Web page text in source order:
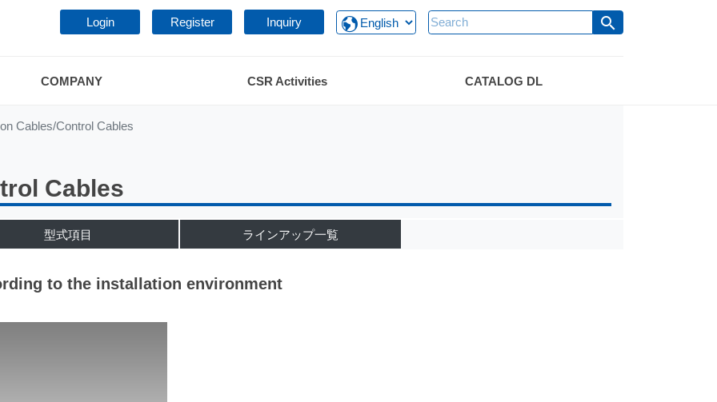
Login Register Inquiry search
COMPANY CSR Activities CATALOG DL
Cables/Control Cables
Cables
型式項目 ラインアップ一覧
to the installation environment